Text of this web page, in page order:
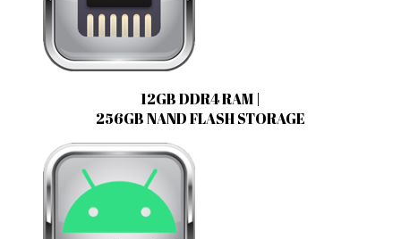
12GB DDR4 RAM |
256GB NAND FLASH STORAGE